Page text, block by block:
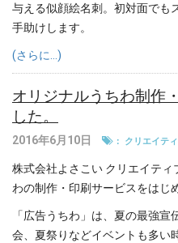
与える似顔絵名刺。初対面でも
手助けします。
(さらに…)
オリジナルうちわ制作
した。
2016年6月10日 ： クリエイテ
株式会社よさこい クリエイテ
わの制作・印刷サービスをはじ
「広告うちわ」は、夏の最強
会、夏祭りなどイベントも多い